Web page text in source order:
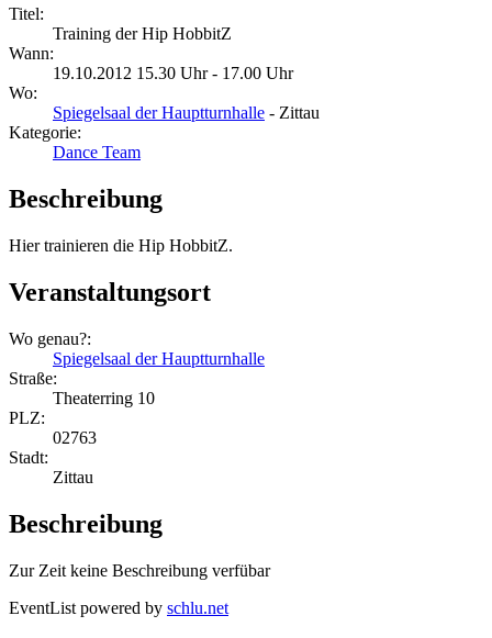
Titel:
Training der Hip HobbitZ
Wann:
19.10.2012 15.30 Uhr - 17.00 Uhr
Wo:
Spiegelsaal der Hauptturnhalle - Zittau
Kategorie:
Dance Team
Beschreibung
Hier trainieren die Hip HobbitZ.
Veranstaltungsort
Wo genau?:
Spiegelsaal der Hauptturnhalle
Straße:
Theaterring 10
PLZ:
02763
Stadt:
Zittau
Beschreibung
Zur Zeit keine Beschreibung verfübar
EventList powered by schlu.net